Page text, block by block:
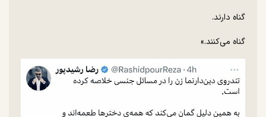
گناه دارند.
گناه می‌کنند.»